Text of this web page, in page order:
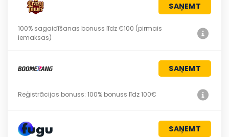
SAŅEMT
100% sagaidīšanas bonuss līdz €100 (pirmais
iemaksas)
SAŅEMT
Reģistrācijas bonuss: 100% bonuss līdz 100€
SAŅEMT